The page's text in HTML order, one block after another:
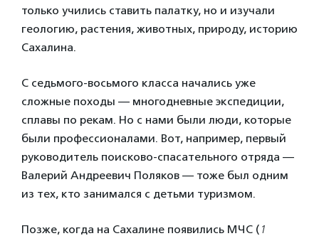
только учились ставить палатку, но и изучали
геологию, растения, животных, природу, историю
Сахалина.
С седьмого-восьмого класса начались уже
сложные походы — многодневные экспедиции,
сплавы по рекам. Но с нами были люди, которые
были профессионалами. Вот, например, первый
руководитель поисково-спасательного отряда —
Валерий Андреевич Поляков — тоже был одним
из тех, кто занимался с детьми туризмом.
Позже, когда на Сахалине появились МЧС ( 1